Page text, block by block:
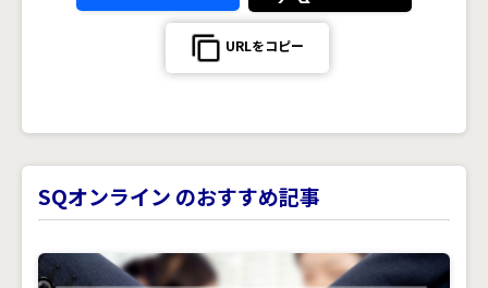
URLをコピー
SQオンライン のおすすめ記事